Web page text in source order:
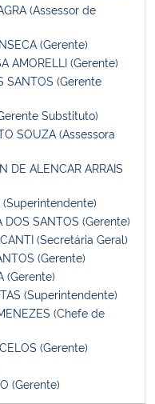
(Assessor de
(Gerente)
AMORELLI (Gerente)
SANTOS (Gerente
Substituto)
SOUZA (Assessora
DE ALENCAR ARRAIS
(Superintendente)
DOS SANTOS (Gerente)
(Secretária Geral)
(Gerente)
(Gerente)
(Superintendente)
(Chefe de
(Gerente)
(Gerente)